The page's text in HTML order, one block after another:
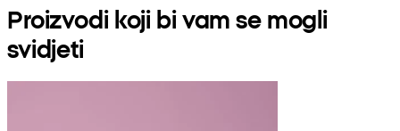
Proizvodi koji bi vam se mogli
svidjeti